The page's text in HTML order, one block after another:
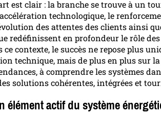
est clair : la branche se trouve à un
technologique, le
des attentes des clients ainsi
redéfinissent en profondeur le rôle
contexte, le succès ne repose plus
technique, mais de plus en plus sur
à comprendre les systèmes
solutions cohérentes, intégrées et
élément actif du système